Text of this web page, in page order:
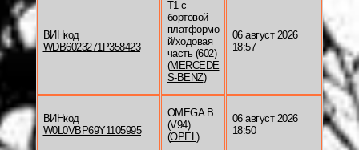
ВИНкод
WDB6023271P358423
T1 c
бортовой
платформо
й/ходовая
часть (602)
(MERCEDE
S-BENZ)
06 август 2026
18:57
ВИНкод
W0L0VBP69Y1105995
OMEGA B
(V94)
(OPEL)
06 август 2026
18:50